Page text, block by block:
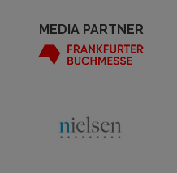
MEDIA PARTNER